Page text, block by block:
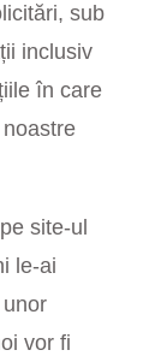
sub
inclusiv
în care
site-ul
le-ai
vor fi